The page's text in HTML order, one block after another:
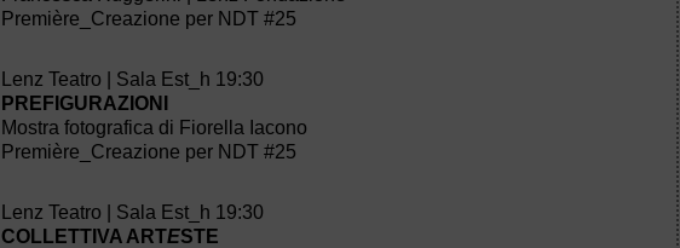
Première_Creazione per NDT #25
Lenz Teatro | Sala Est_h 19:30
PREFIGURAZIONI
Mostra fotografica di Fiorella Iacono
Première_Creazione per NDT #25
Lenz Teatro | Sala Est_h 19:30
COLLETTIVA ARTESTE